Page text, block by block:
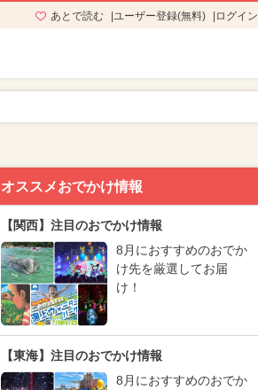
あとで読む ユーザー登録(無料) ログイン
オススメおでかけ情報
【関西】注目のおでかけ情報
8月におすすめのおでか
け先を厳選してお届
け！
【東海】注目のおでかけ情報
8月におすすめのおでか